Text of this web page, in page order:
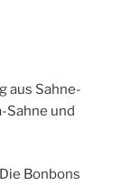
aus Sahne-
Sahne und
Bonbons